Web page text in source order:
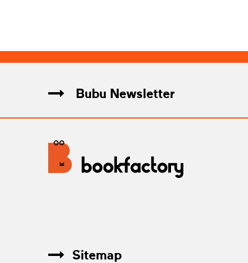
Bubu Newsletter
Sitemap